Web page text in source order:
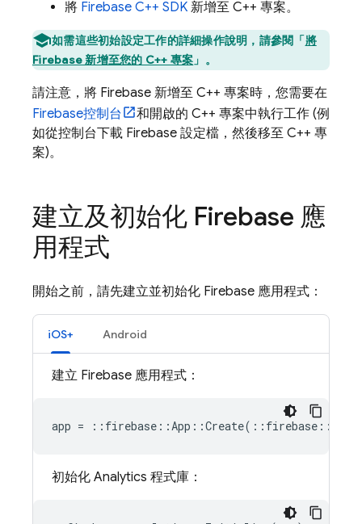
將 Firebase C++ SDK 新增至 C++ 專案。
如需這些初始設定工作的詳細操作說明，請參閱「將
Firebase 新增至您的 C++ 專案 」。
請注意，將 Firebase 新增至 C++ 專案時，您需要在
Firebase控制台
和開啟的 C++ 專案中執行工作 (例
如從控制台下載 Firebase 設定檔，然後移至 C++ 專
案)。
建立及初始化 Firebase 應
用程式
開始之前，請先建立並初始化 Firebase 應用程式：
iOS+ Android
建立 Firebase 應用程式：
app = :: firebase ::App ::Create( :: firebase ::
初始化 Analytics 程式庫：